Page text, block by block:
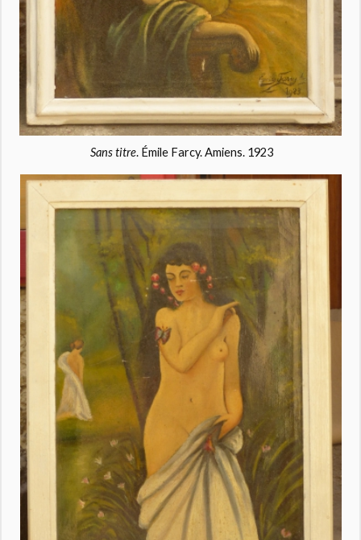
Sans titre. Émile Farcy. Amiens. 1923